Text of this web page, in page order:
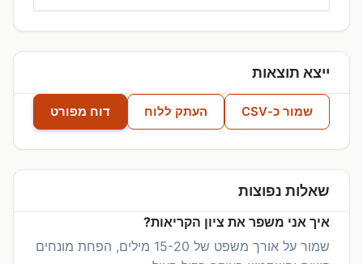
ייצא תוצאות
שמור כ-CSV העתק ללוח דוח מפורט
שאלות נפוצות
איך אני משפר את ציון הקריאות?
שמור על אורך משפט של 15-20 מילים, הפחת מונחים